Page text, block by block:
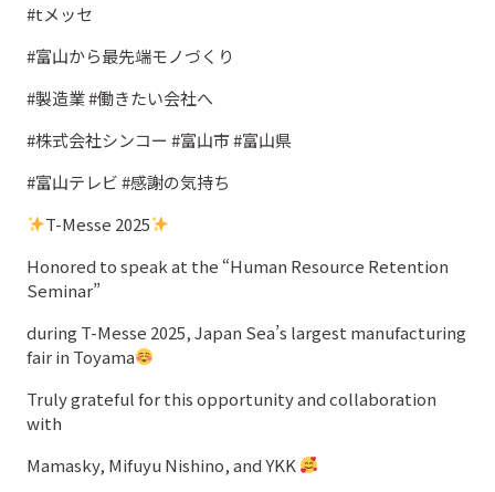
#tメッセ
#富山から最先端モノづくり
#製造業 #働きたい会社へ
#株式会社シンコー #富山市 #富山県
#富山テレビ #感謝の気持ち
T-Messe 2025
Honored to speak at the “Human Resource Retention
Seminar”
during T-Messe 2025, Japan Sea’s largest manufacturing
fair in Toyama
Truly grateful for this opportunity and collaboration
with
Mamasky, Mifuyu Nishino, and YKK